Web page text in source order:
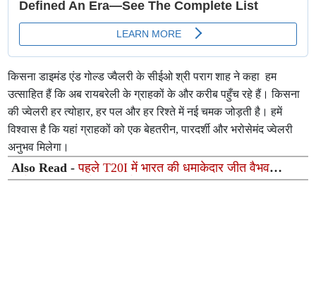
किसना डाइमंड एंड गोल्ड ज्वैलरी के सीईओ श्री पराग शाह ने कहा हम
उत्साहित हैं कि अब रायबरेली के ग्राहकों के और करीब पहुँच रहे हैं। किसना
की ज्वेलरी हर त्योहार, हर पल और हर रिश्ते में नई चमक जोड़ती है। हमें
विश्वास है कि यहां ग्राहकों को एक बेहतरीन, पारदर्शी और भरोसेमंद ज्वेलरी
अनुभव मिलेगा।
Also Read -पहले T20I में भारत की धमाकेदार जीत वैभव
सूर्यवंशी का रिकॉर्ड तोड़ अर्धशतक, जिम्बाब्वे को 7 विकेट से रौंदा